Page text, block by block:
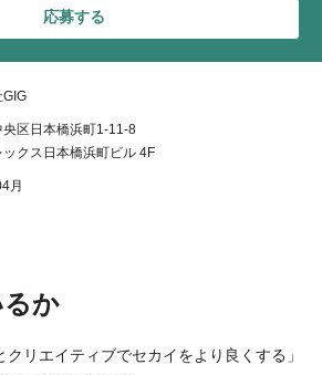
か
リエイティブでセカイをより良くする」
応募する
央区日本橋浜町1-11-8
クス日本橋浜町ビル 4F
月